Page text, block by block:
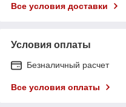
Все условия доставки
Условия оплаты
Безналичный расчет
Все условия оплаты